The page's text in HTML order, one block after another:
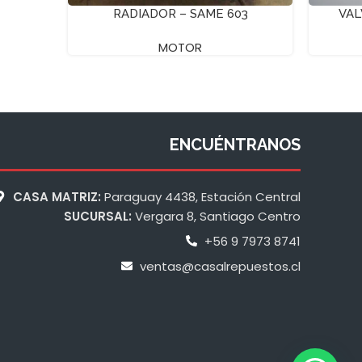
RADIADOR – SAME 603
MOTOR
ENCUÉNTRANOS
CASA MATRIZ: Paraguay 4438, Estación Central
SUCURSAL: Vergara 8, Santiago Centro
+56 9 7973 8741
ventas@casalrepuestos.cl